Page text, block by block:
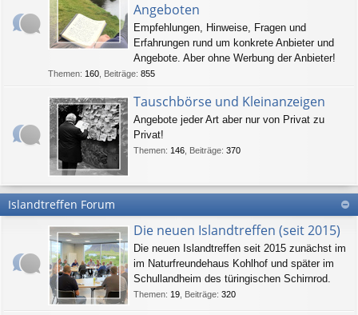
Angeboten
Empfehlungen, Hinweise, Fragen und
Erfahrungen rund um konkrete Anbieter und
Angebote. Aber ohne Werbung der Anbieter!
Themen: 160 Beiträge: 855
Tauschbörse und Kleinanzeigen
Angebote jeder Art aber nur von Privat zu
Privat!
Themen: 146 Beiträge: 370
Islandtreffen Forum
Die neuen Islandtreffen (seit 2015)
Die neuen Islandtreffen seit 2015 zunächst im
im Naturfreundehaus Kohlhof und später im
Schullandheim des türingischen Schirnrod.
Themen: 19 Beiträge: 320